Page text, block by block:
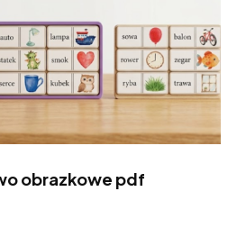
obrazkowe pdf